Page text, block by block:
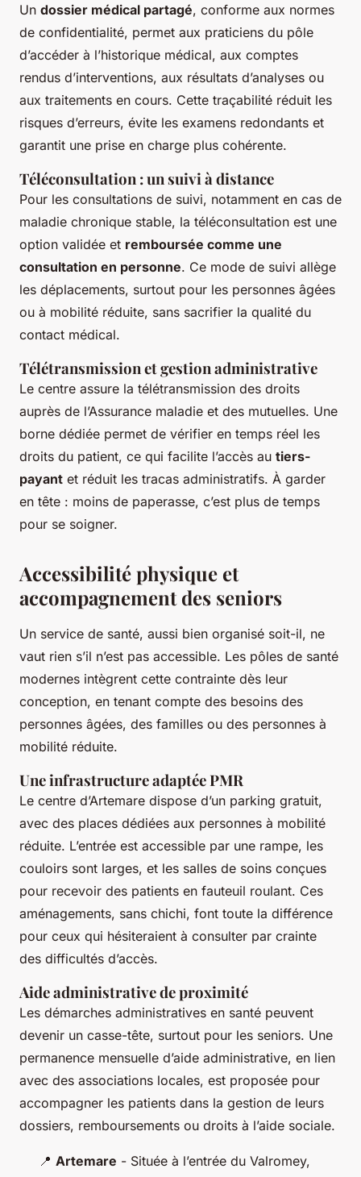
Un dossier médical partagé, conforme aux normes
de confidentialité, permet aux praticiens du pôle
d’accéder à l’historique médical, aux comptes
rendus d’interventions, aux résultats d’analyses ou
aux traitements en cours. Cette traçabilité réduit les
risques d’erreurs, évite les examens redondants et
garantit une prise en charge plus cohérente.
Téléconsultation : un suivi à distance
Pour les consultations de suivi, notamment en cas de
maladie chronique stable, la téléconsultation est une
option validée et remboursée comme une
consultation en personne. Ce mode de suivi allège
les déplacements, surtout pour les personnes âgées
ou à mobilité réduite, sans sacrifier la qualité du
contact médical.
Télétransmission et gestion administrative
Le centre assure la télétransmission des droits
auprès de l’Assurance maladie et des mutuelles. Une
borne dédiée permet de vérifier en temps réel les
droits du patient, ce qui facilite l’accès au tiers-
payant et réduit les tracas administratifs. À garder
en tête : moins de paperasse, c’est plus de temps
pour se soigner.
Accessibilité physique et
accompagnement des seniors
Un service de santé, aussi bien organisé soit-il, ne
vaut rien s’il n’est pas accessible. Les pôles de santé
modernes intègrent cette contrainte dès leur
conception, en tenant compte des besoins des
personnes âgées, des familles ou des personnes à
mobilité réduite.
Une infrastructure adaptée PMR
Le centre d’Artemare dispose d’un parking gratuit,
avec des places dédiées aux personnes à mobilité
réduite. L’entrée est accessible par une rampe, les
couloirs sont larges, et les salles de soins conçues
pour recevoir des patients en fauteuil roulant. Ces
aménagements, sans chichi, font toute la différence
pour ceux qui hésiteraient à consulter par crainte
des difficultés d’accès.
Aide administrative de proximité
Les démarches administratives en santé peuvent
devenir un casse-tête, surtout pour les seniors. Une
permanence mensuelle d’aide administrative, en lien
avec des associations locales, est proposée pour
accompagner les patients dans la gestion de leurs
dossiers, remboursements ou droits à l’aide sociale.
📍 Artemare - Située à l’entrée du Valromey,